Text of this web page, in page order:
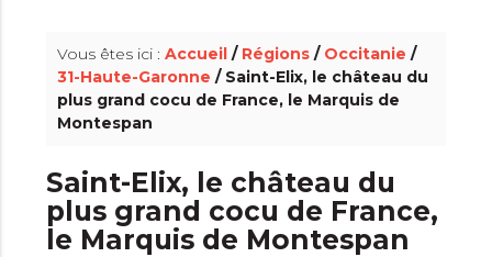
Vous êtes ici :Accueil / Régions / Occitanie /
31-Haute-Garonne / Saint-Elix, le château du
plus grand cocu de France, le Marquis de
Montespan
Saint-Elix, le château du
plus grand cocu de France,
le Marquis de Montespan